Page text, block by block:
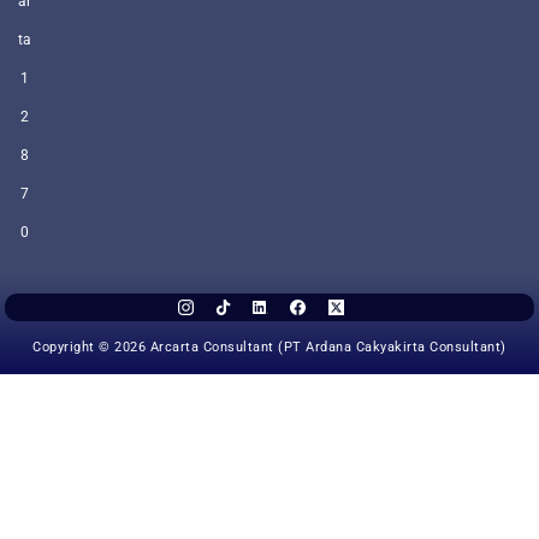
ta
1
2
8
7
0
Copyright © 2026 Arcarta Consultant (PT Ardana Cakyakirta Consultant)